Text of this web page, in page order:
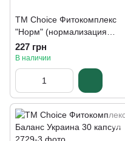
TM Choice Фитокомплекс
"Норм" (нормализация
обмена веществ) Чойс 30
капсул
227 грн
В наличии